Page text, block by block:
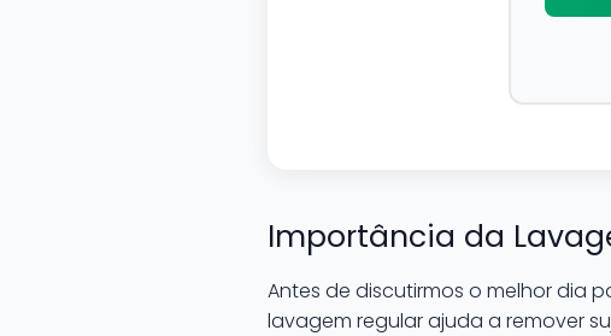
Importância da
Antes de discutirmos o melhor dia
lavagem regular ajuda a remover